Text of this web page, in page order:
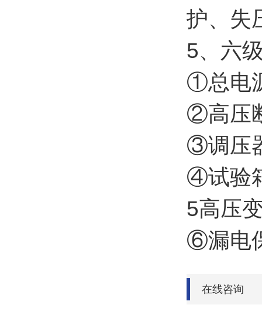
护、失
5、六
①总电
②高压
③调压
④试验
5高压
⑥漏电
在线咨询